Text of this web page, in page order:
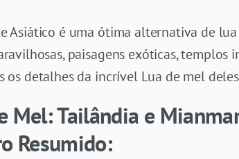
Asiático é uma ótima alternativa de
paisagens exóticas, templos
os detalhes da incrível Lua de mel
Mel: Tailândia e
Resumido: